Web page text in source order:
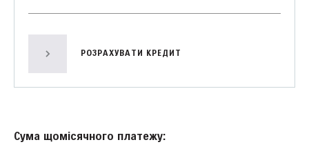
РОЗРАХУВАТИ КРЕДИТ
Сума щомісячного платежу: